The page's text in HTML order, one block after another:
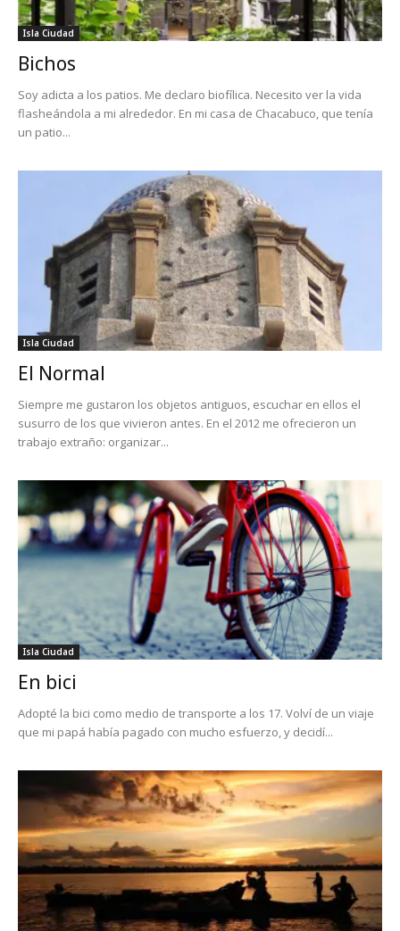
Isla Ciudad
Bichos
Soy adicta a los patios. Me declaro biofílica. Necesito ver la vida
flasheándola a mi alrededor. En mi casa de Chacabuco, que tenía
un patio...
Isla Ciudad
El Normal
Siempre me gustaron los objetos antiguos, escuchar en ellos el
susurro de los que vivieron antes. En el 2012 me ofrecieron un
trabajo extraño: organizar...
Isla Ciudad
En bici
Adopté la bici como medio de transporte a los 17. Volví de un viaje
que mi papá había pagado con mucho esfuerzo, y decidí...